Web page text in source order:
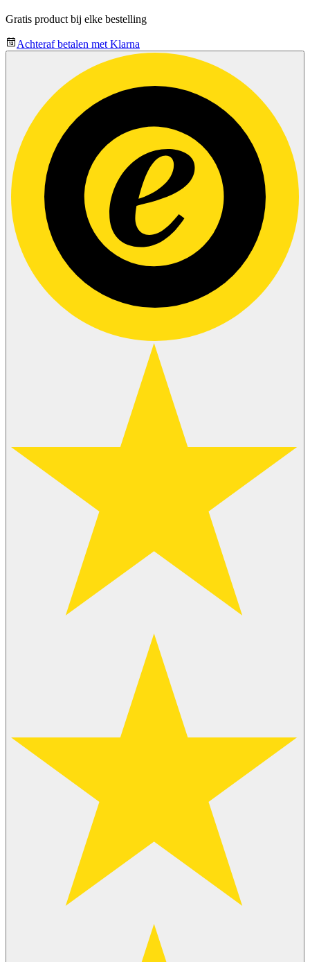
Gratis product bij elke bestelling
Achteraf betalen met Klarna